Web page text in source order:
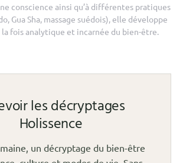
conscience ainsi qu’à différentes pratiques
Gua Sha, massage suédois), elle développe
la fois analytique et incarnée du bien-être.
les décryptages
Holissence
un décryptage du bien-être